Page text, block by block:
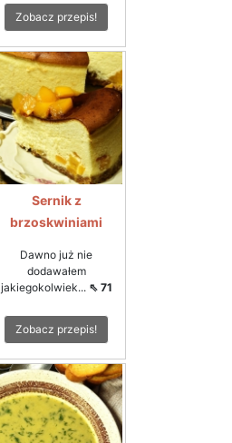
Zobacz przepis!
Sernik z
brzoskwiniami
Dawno już nie
dodawałem
jakiegokolwiek... ⇖ 71
Zobacz przepis!